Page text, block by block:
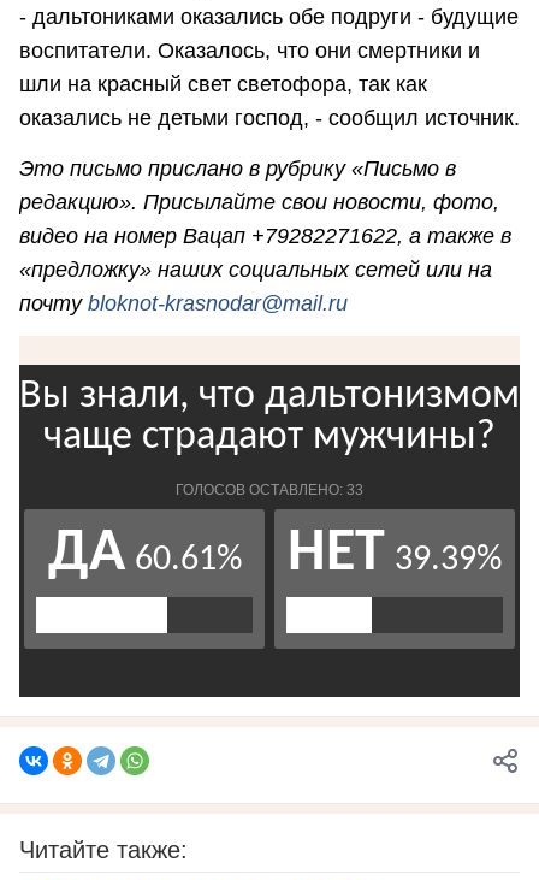
- дальтониками оказались обе подруги - будущие
воспитатели. Оказалось, что они смертники и
шли на красный свет светофора, так как
оказались не детьми господ, - сообщил источник.
Это письмо прислано в рубрику «Письмо в
редакцию». Присылайте свои новости, фото,
видео на номер Вацап +79282271622, а также в
«предложку» наших социальных сетей или на
почту bloknot-krasnodar@mail.ru
Читайте также: